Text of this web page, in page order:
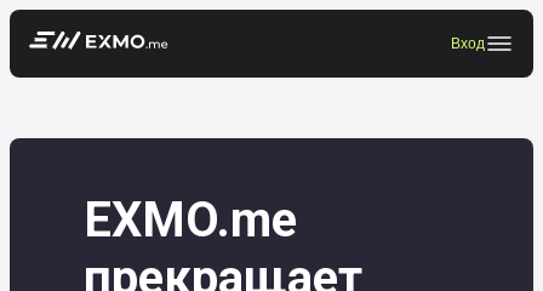
Вход
EXMO.me
прекращает